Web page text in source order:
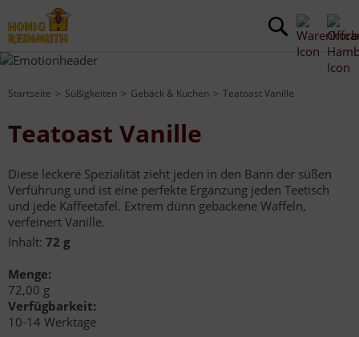
Startseite Süßigkeiten Gebäck & Kuchen Teatoast Vanille
Teatoast Vanille
Diese leckere Spezialität zieht jeden in den Bann der süßen
Verführung und ist eine perfekte Ergänzung jeden Teetisch
und jede Kaffeetafel. Extrem dünn gebackene Waffeln,
verfeinert Vanille.
Inhalt: 72 g
Menge:
72,00 g
Verfügbarkeit:
10-14 Werktage